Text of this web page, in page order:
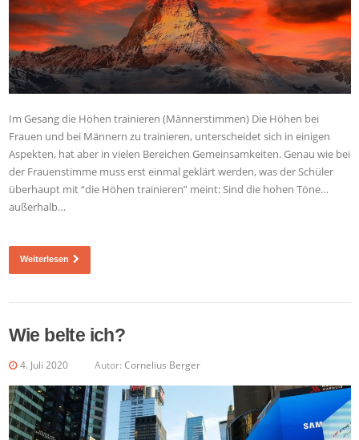
Im Gesang die Höhen trainieren (Männerstimmen) Die Höhen bei
Frauen und bei Männern zu trainieren, unterscheidet sich in einigen
Aspekten, hat aber in vielen Bereichen Gemeinsamkeiten. Genau wie bei
der Frauenstimme muss erst einmal geklärt werden, was der Schüler
überhaupt mit “die Höhen trainieren” meint: Sind die hohen Töne…
außerhalb…
Weiterlesen
Wie belte ich?
4. Juli 2020 Autor: Cornelius Berger